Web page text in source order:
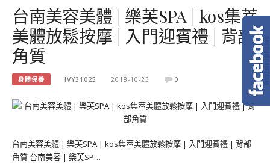
台南美容美體 | 樂芙SPA | kos集萃
美體放鬆按摩 | 入門迎賓禮 | 背部
角質
身體保養 IVY31025 2018-10-23 0
台南美容美體 | 樂芙SPA | kos集萃美體放鬆按摩 | 入門迎賓禮 | 背部
角質 台南美容 | 樂芙SP…